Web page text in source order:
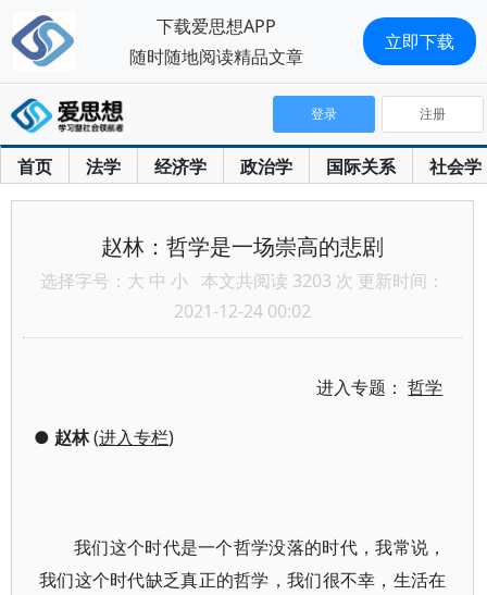
首页 法学 经济学 政治学 国际关系 社会学
登录 注册
赵林：哲学是一场崇高的悲剧
选择字号： 大 中 小 本文共阅读 3203 次 更新时间：
2021-12-24 00:02
进入专题：哲学
● 赵林(进入专栏)
我们这个时代是一个哲学没落的时代，我常说，
我们这个时代缺乏真正的哲学，我们很不幸，生活在
下载爱思想APP
随时随地阅读精品文章
立即下载